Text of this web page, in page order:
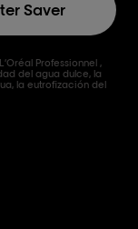
Saver
Professionnel ,
del agua dulce, la
la eutrofización del